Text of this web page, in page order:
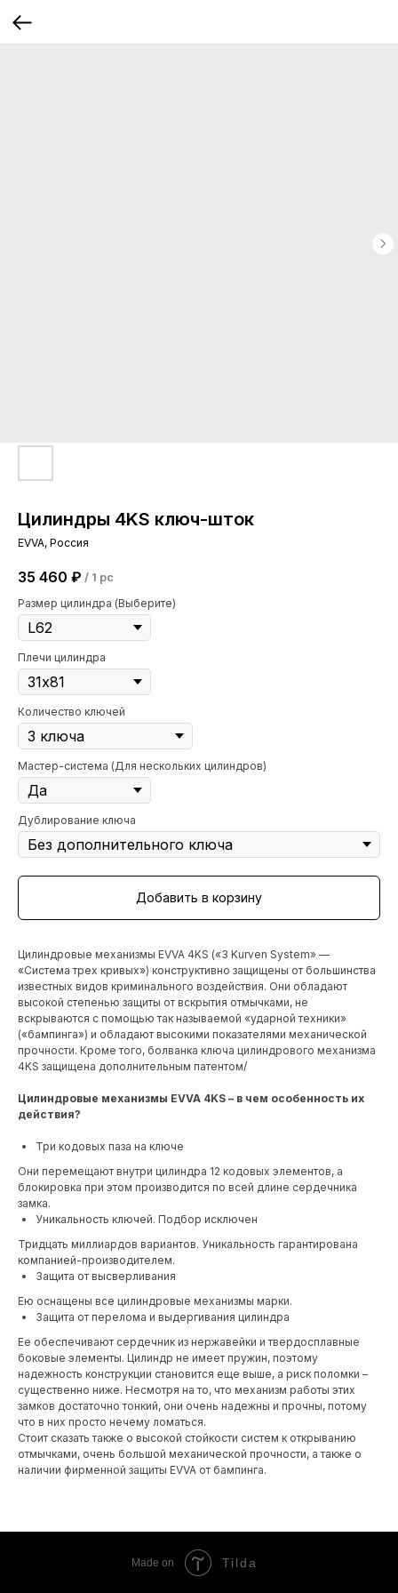
Цилиндры 4KS ключ-шток
EVVA, Россия
35 460 ₽ / 1 pc
Размер цилиндра (Выберите)
Плечи цилиндра
Количество ключей
Мастер-система (Для нескольких цилиндров)
Дублирование ключа
Добавить в корзину
Цилиндровые механизмы EVVA 4KS («3 Kurven System» —
«Система трех кривых») конструктивно защищены от большинства
известных видов криминального воздействия. Они обладают
высокой степенью защиты от вскрытия отмычками, не
вскрываются с помощью так называемой «ударной техники»
(«бампинга») и обладают высокими показателями механической
прочности. Кроме того, болванка ключа цилиндрового механизма
4KS защищена дополнительным патентом/
Цилиндровые механизмы EVVA 4KS – в чем особенность их
действия?
Три кодовых паза на ключе
Они перемещают внутри цилиндра 12 кодовых элементов, а
блокировка при этом производится по всей длине сердечника
замка.
Уникальность ключей. Подбор исключен
Тридцать миллиардов вариантов. Уникальность гарантирована
компанией-производителем.
Защита от высверливания
Ею оснащены все цилиндровые механизмы марки.
Защита от перелома и выдергивания цилиндра
Ее обеспечивают сердечник из нержавейки и твердосплавные
боковые элементы. Цилиндр не имеет пружин, поэтому
надежность конструкции становится еще выше, а риск поломки –
существенно ниже. Несмотря на то, что механизм работы этих
замков достаточно тонкий, они очень надежны и прочны, потому
что в них просто нечему ломаться.
Стоит сказать также о высокой стойкости систем к открыванию
отмычками, очень большой механической прочности, а также о
наличии фирменной защиты EVVA от бампинга.
Made on Tilda